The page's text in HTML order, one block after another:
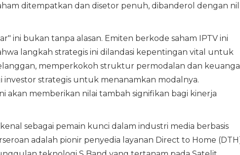
ditempatkan dan disetor penuh, dibanderol dengan
ini bukan tanpa alasan. Emiten berkode saham IPTV ini
langkah strategis ini dilandasi kepentingan vital untuk
memperkokoh struktur permodalan dan
strategis untuk menanamkan modalnya.
akan memberikan nilai tambah signifikan bagi kinerja
sebagai pemain kunci dalam industri media berbasis
adalah pionir penyedia layanan Direct to Home